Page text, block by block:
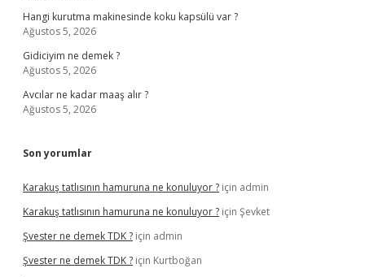
Hangi kurutma makinesinde koku kapsülü var ?
Ağustos 5, 2026
Gidiciyim ne demek ?
Ağustos 5, 2026
Avcılar ne kadar maaş alır ?
Ağustos 5, 2026
Son yorumlar
Karakuş tatlısının hamuruna ne konuluyor ? için admin
Karakuş tatlısının hamuruna ne konuluyor ? için Şevket
Şvester ne demek TDK ? için admin
Şvester ne demek TDK ? için Kurtboğan